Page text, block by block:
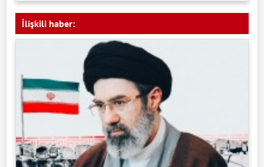
İlişkili haber: